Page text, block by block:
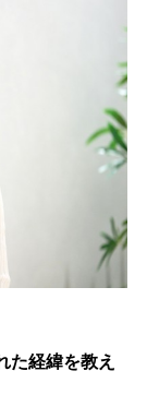
経緯を教え